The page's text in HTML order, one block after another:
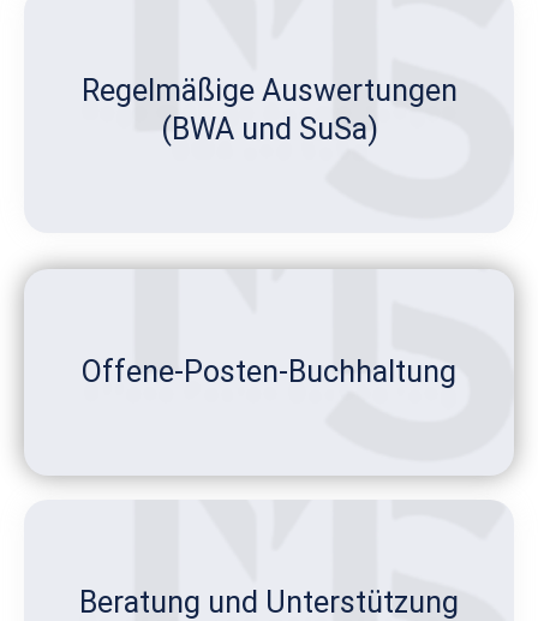
Regelmäßige Auswertungen
(BWA und SuSa)
Offene-Posten-Buchhaltung
Beratung und Unterstützung